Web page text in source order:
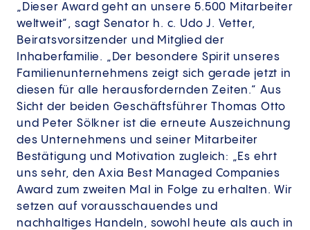
„Dieser Award geht an unsere 5.500 Mitarbeiter
weltweit“, sagt Senator h. c. Udo J. Vetter,
Beiratsvorsitzender und Mitglied der
Inhaberfamilie. „Der besondere Spirit unseres
Familienunternehmens zeigt sich gerade jetzt in
diesen für alle herausfordernden Zeiten.“ Aus
Sicht der beiden Geschäftsführer Thomas Otto
und Peter Sölkner ist die erneute Auszeichnung
des Unternehmens und seiner Mitarbeiter
Bestätigung und Motivation zugleich: „Es ehrt
uns sehr, den Axia Best Managed Companies
Award zum zweiten Mal in Folge zu erhalten. Wir
setzen auf vorausschauendes und
nachhaltiges Handeln, sowohl heute als auch in